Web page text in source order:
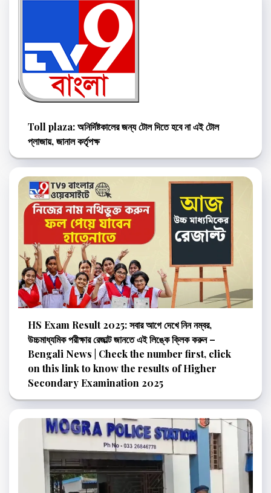
Toll plaza: অনির্দিষ্টকালের জন্য টোল দিতে হবে না এই টোল
প্লাজায়, জানাল কর্তৃপক্ষ
HS Exam Result 2025: সবার আগে দেখে নিন নম্বর,
উচ্চমাধ্যমিক পরীক্ষার রেজাল্ট জানতে এই লিঙ্কে ক্লিক করুন –
Bengali News | Check the number first, click
on this link to know the results of Higher
Secondary Examination 2025